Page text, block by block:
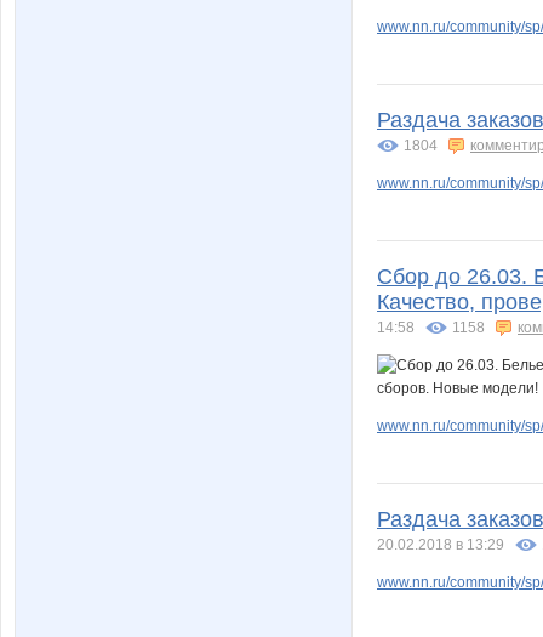
www.nn.ru/community/
Раздача
1804
www.nn.ru/community/
Сбор до 26.03.
Качество,
14:58 1158
www.nn.ru/community/
Раздача
20.02.2018 в 13:29
www.nn.ru/community/